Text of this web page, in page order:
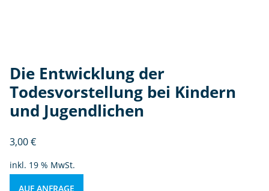
Die Entwicklung der
Todesvorstellung bei Kindern
und Jugendlichen
3,00€
inkl. 19 % MwSt.
AUF ANFRAGE